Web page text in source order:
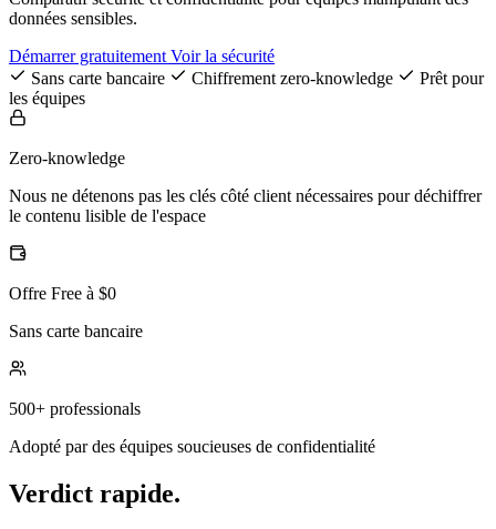
données sensibles.
Démarrer gratuitement Voir la sécurité
Sans carte bancaire
Chiffrement zero-knowledge
Prêt pour
les équipes
Zero-knowledge
Nous ne détenons pas les clés côté client nécessaires pour déchiffrer
le contenu lisible de l'espace
Offre Free à $0
Sans carte bancaire
500+ professionals
Adopté par des équipes soucieuses de confidentialité
Verdict rapide.